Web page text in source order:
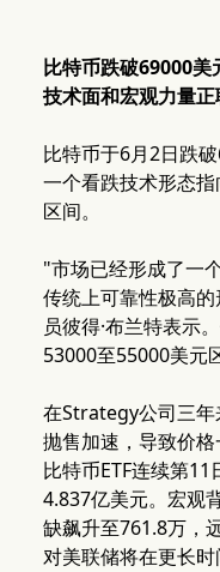
比特币跌破69000美
技术面和宏观力量正
比特币于6月2日跌
一个看跌技术形态
区间。
"市场已经形成了一
传统上可靠性极高
员彼得·布兰特表示
53000至55000美元
在Strategy公司三年
抛售加速，导致价
比特币ETF连续第
4.837亿美元。宏观
缺飙升至761.8万，
对美联储将在更长时